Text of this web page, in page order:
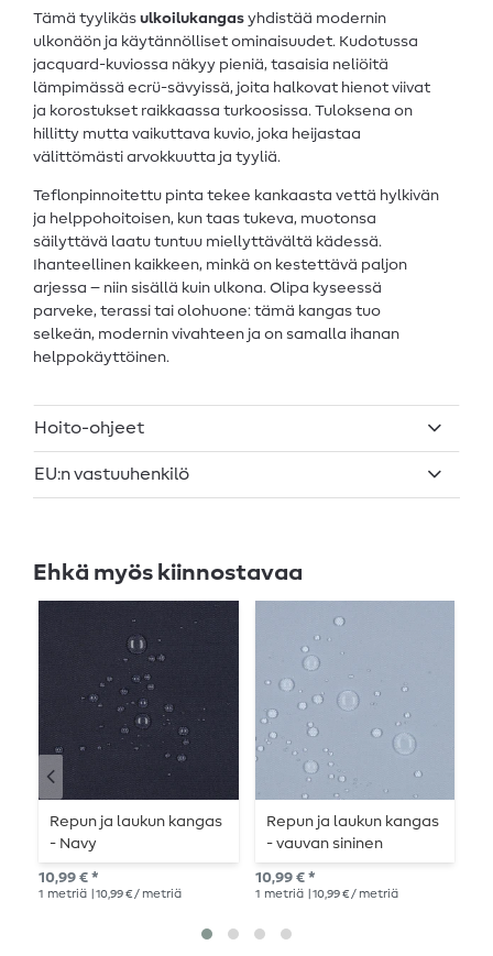
Tämä tyylikäs ulkoilukangas yhdistää modernin
ulkonäön ja käytännölliset ominaisuudet. Kudotussa
jacquard-kuviossa näkyy pieniä, tasaisia neliöitä
lämpimässä ecrü-sävyissä, joita halkovat hienot viivat
ja korostukset raikkaassa turkoosissa. Tuloksena on
hillitty mutta vaikuttava kuvio, joka heijastaa
välittömästi arvokkuutta ja tyyliä.
Teflonpinnoitettu pinta tekee kankaasta vettä hylkivän
ja helppohoitoisen, kun taas tukeva, muotonsa
säilyttävä laatu tuntuu miellyttävältä kädessä.
Ihanteellinen kaikkeen, minkä on kestettävä paljon
arjessa – niin sisällä kuin ulkona. Olipa kyseessä
parveke, terassi tai olohuone: tämä kangas tuo
selkeän, modernin vivahteen ja on samalla ihanan
helppokäyttöinen.
Hoito-ohjeet
EU:n vastuuhenkilö
Ehkä myös kiinnostavaa
Repun ja laukun kangas
- Navy
10,99 € *
1 metriä | 10,99 € / metriä
Repun ja laukun kangas
- vauvan sininen
10,99 € *
1 metriä | 10,99 € / metriä